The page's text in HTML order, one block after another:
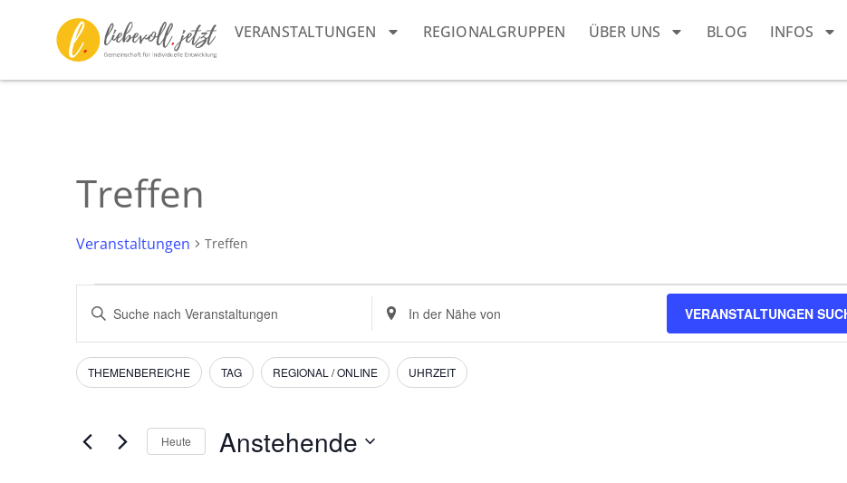
VERANSTALTUNGEN REGIONALGRUPPEN ÜBER UNS BLOG INFOS
Treffen
Veranstaltungen Treffen
Veranstaltungen
Suche
und
Navigation
Bitte
Schlüsselwort
Suche
nach
Veranstaltungen
Schlüsselwort.
Standort
eingeben.
Suche
nach
Veranstaltungen.
VERANSTALTUNGEN
Filter
Das
Ändern
Formular-
Eingabefelder
THEMENBEREICHE TAG REGIONAL / ONLINE UHRZEIT
Heute Anstehende